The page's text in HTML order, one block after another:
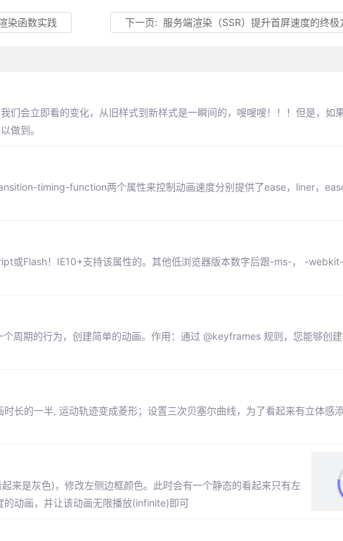
染函数实践 下一页: 服务端渲染（SSR）提升首屏速度的终极
会立即看的变化，从旧样式到新样式是一瞬间的，嗖嗖嗖！！！但是，如
做到。
timing-function两个属性来控制动画速度分别提供了ease，liner，
或Flash！IE10+支持该属性的。其他低浏览器版本数字后跟-ms-， -
周期的行为，创建简单的动画。作用：通过 @keyframes 规则，您能够创建
长的一半, 运动轨迹变成菱形；设置三次贝塞尔曲线，为了看起来有立体感
来是灰色)，修改左侧边框颜色。此时会有一个静态的看起来只有左
动画，并让该动画无限播放(infinite)即可